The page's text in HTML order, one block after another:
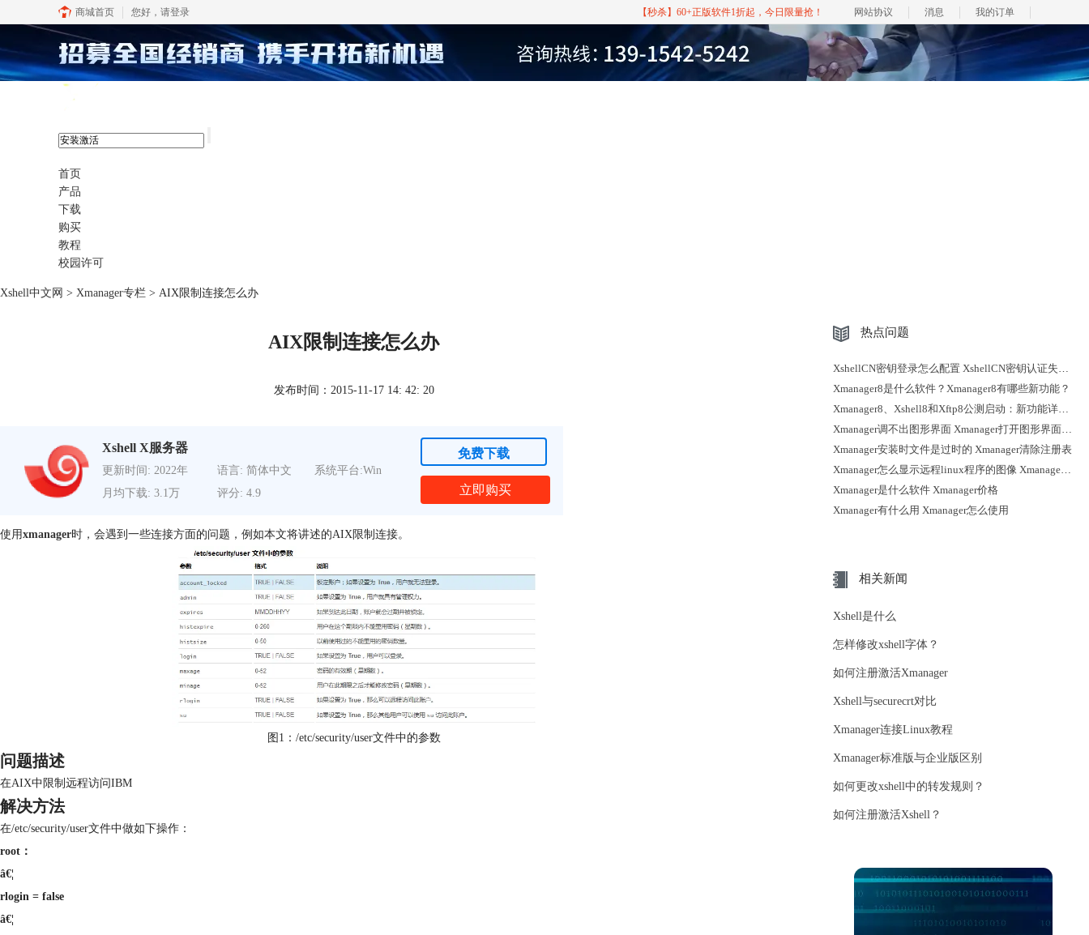
商城首页 您好， 请登录 【秒杀】60+正版软件1折起，今日限量抢！ 网站协议 消息 我的订单
首页
产品
下载
购买
教程
校园许可
Xshell中文网 > Xmanager专栏 > AIX限制连接怎么办
AIX限制连接怎么办
发布时间：2015-11-17 14: 42: 20
Xshell X服务器
更新时间: 2022年 语言: 简体中文
系统平台:Win
月均下载: 3.1万
评分: 4.9
免费下载
立即购买
使用xmanager时，会遇到一些连接方面的问题，例如本文将讲述的AIX限制连接。
图1：/etc/security/user文件中的参数
问题描述
在AIX中限制远程访问IBM
解决方法
在/etc/security/user文件中做如下操作：
root：
â€¦
rlogin = false
â€¦
热点问题
XshellCN密钥登录怎么配置 XshellCN密钥认证失败怎么排查
Xmanager8是什么软件？Xmanager8有哪些新功能？
Xmanager8、Xshell8和Xftp8公测启动：新功能详解曝光
Xmanager调不出图形界面 Xmanager打开图形界面后怎么退出
Xmanager安装时文件是过时的 Xmanager清除注册表
Xmanager怎么显示远程linux程序的图像 Xmanager远程桌面黑屏
Xmanager是什么软件 Xmanager价格
Xmanager有什么用 Xmanager怎么使用
相关新闻
Xshell是什么
怎样修改xshell字体？
如何注册激活Xmanager
Xshell与securecrt对比
Xmanager连接Linux教程
Xmanager标准版与企业版区别
如何更改xshell中的转发规则？
如何注册激活Xshell？